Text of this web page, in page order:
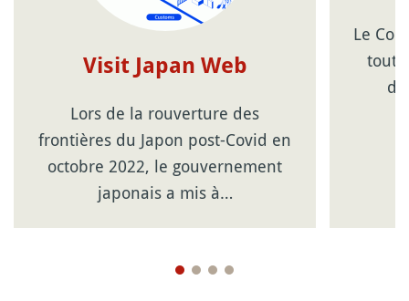
Visit Japan Web
Lors de la rouverture des
frontières du Japon post-Covid en
octobre 2022, le gouvernement
japonais a mis à…
Le
tout